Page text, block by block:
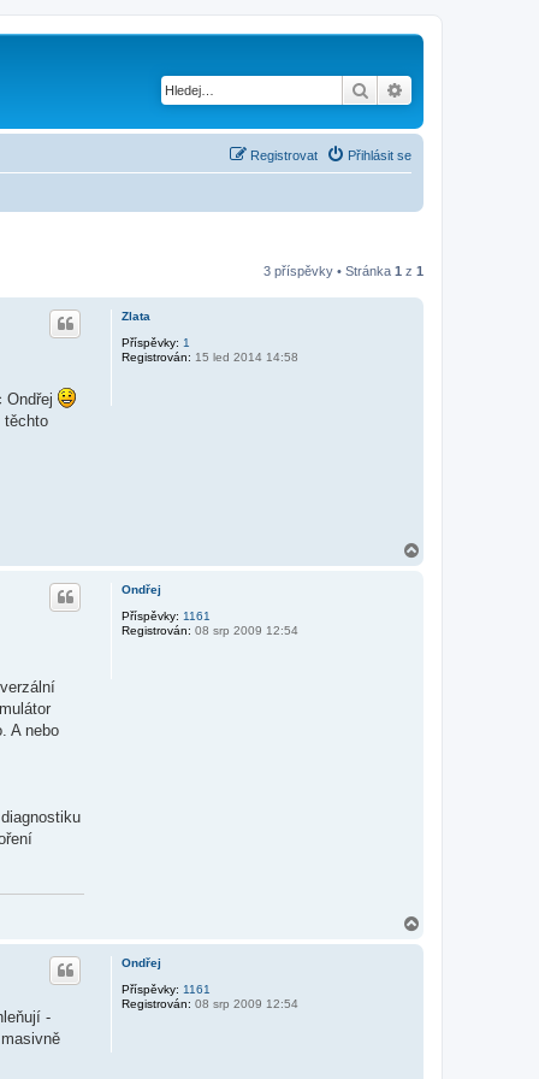
Hledat
Přihlásit se
Registrovat
3 příspěvky • Stránka 1 z 1
Zlata
Příspěvky: 1
Registrován: 15 led 2014 14:58
Ondřej
těchto
Ondřej
Příspěvky: 1161
Registrován: 08 srp 2009 12:54
A nebo
Ondřej
Příspěvky: 1161
Registrován: 08 srp 2009 12:54
-